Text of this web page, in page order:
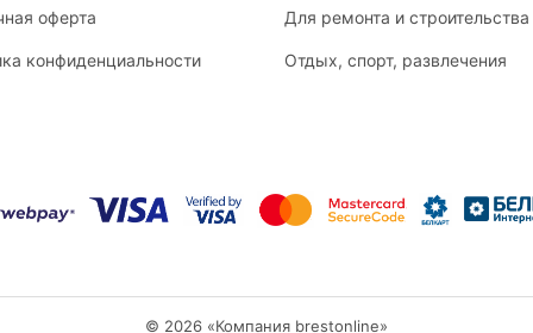
оферта
конфиденциальности
Для ремонта и строительства
Отдых, спорт, развлечения
© 2026 «Компания brestonline»